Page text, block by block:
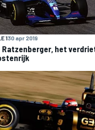
130 apr 2019
Ratzenberger, het